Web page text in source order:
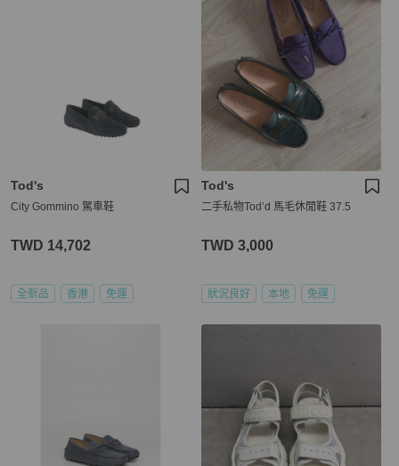
Tod's
City Gommino 駕車鞋
TWD 14,702
全新品 香港 免運
Tod's
二手私物Tod’d 馬毛休閒鞋 37.5
TWD 3,000
狀況良好 本地 免運